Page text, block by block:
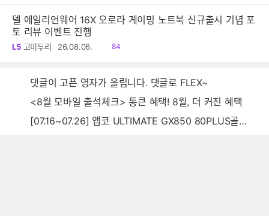
델 에일리언웨어 16X 오로라 게이밍 노트북 신규출시 기념 포
토 리뷰 이벤트 진행
L5 고미두리 26.08.06.
읽
84
댓글이 고픈 영자가 올립니다. 댓글로 FLEX~
<8월 모바일 출석체크> 통큰 혜택! 8월, 더 커진 혜택
[07.16~07.26] 앱코 ULTIMATE GX850 80PLUS골드 풀모듈러 ATX3.0 블랙